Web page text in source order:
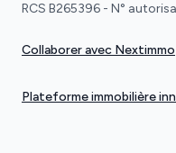
RCS B265396 - N°
Collaborer avec Nextimmo
Plateforme immobilière